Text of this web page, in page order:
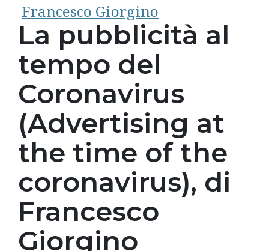
Francesco Giorgino
La pubblicità al
tempo del
Coronavirus
(Advertising at
the time of the
coronavirus), di
Francesco
Giorgino